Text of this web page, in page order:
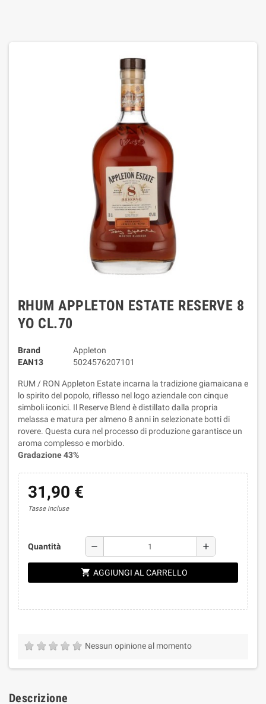
RHUM APPLETON ESTATE RESERVE 8
YO CL.70
Brand
Appleton
EAN13
5024576207101
RUM / RON Appleton Estate incarna la tradizione giamaicana e
lo spirito del popolo, riflesso nel logo aziendale con cinque
simboli iconici. Il Reserve Blend è distillato dalla propria
melassa e matura per almeno 8 anni in selezionate botti di
rovere. Questa cura nel processo di produzione garantisce un
aroma complesso e morbido.
Gradazione 43%
31,90 €
Tasse incluse
Quantità remove add
shopping_cart AGGIUNGI AL CARRELLO
Nessun opinione al momento
Descrizione